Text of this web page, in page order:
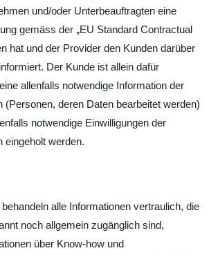
und/oder Unterbeauftragten eine
gemäss der „EU Standard Contractual
hat und der Provider den Kunden darüber
Der Kunde ist allein dafür
allenfalls notwendige Information der
(Personen, deren Daten bearbeitet werden)
notwendige Einwilligungen der
eingeholt werden.
alle Informationen vertraulich, die
noch allgemein zugänglich sind,
über Know-how und